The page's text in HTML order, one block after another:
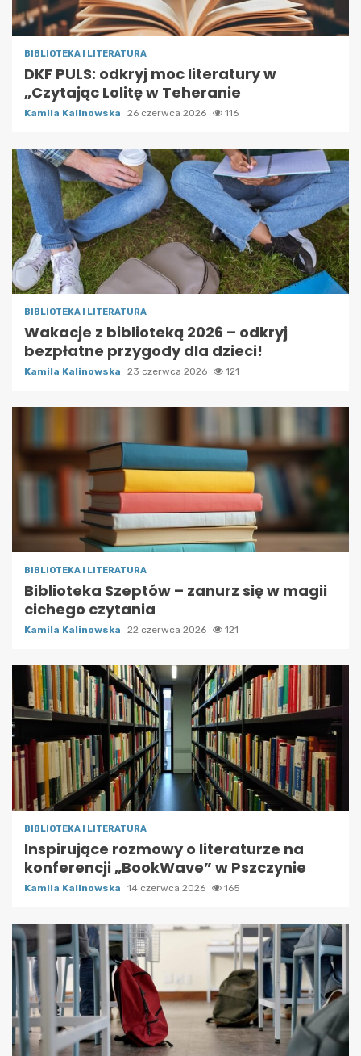
BIBLIOTEKA I LITERATURA
DKF PULS: odkryj moc literatury w
„Czytając Lolitę w Teheranie
Kamila Kalinowska 26 czerwca 2026 116
BIBLIOTEKA I LITERATURA
Wakacje z biblioteką 2026 – odkryj
bezpłatne przygody dla dzieci!
Kamila Kalinowska 23 czerwca 2026 121
BIBLIOTEKA I LITERATURA
Biblioteka Szeptów – zanurz się w magii
cichego czytania
Kamila Kalinowska 22 czerwca 2026 121
BIBLIOTEKA I LITERATURA
Inspirujące rozmowy o literaturze na
konferencji „BookWave” w Pszczynie
Kamila Kalinowska 14 czerwca 2026 165